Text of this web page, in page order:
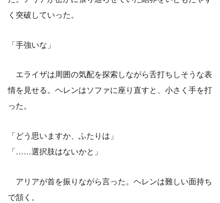
く突破していった。
「手強いな」
エライザは周囲の気配を探索しながら舌打ちしそうな表
情を見せる。ヘレンはソファに座り直すと、小さく手を打
った。
「どう思いますか、ふたりは」
「……選択肢はないかと」
アリアが首を振りながら言った。ヘレンは難しい面持ち
で頷く。